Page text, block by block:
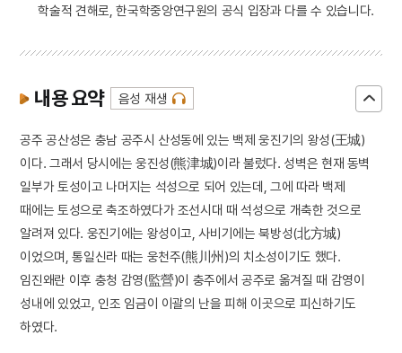
학술적 견해로, 한국학중앙연구원의 공식 입장과 다를 수 있습니다.
내용 요약 음성 재생
공주 공산성은 충남 공주시 산성동에 있는 백제 웅진기의 왕성(王城)
이다. 그래서 당시에는 웅진성(熊津城)이라 불렀다. 성벽은 현재 동벽
일부가 토성이고 나머지는 석성으로 되어 있는데, 그에 따라 백제
때에는 토성으로 축조하였다가 조선시대 때 석성으로 개축한 것으로
알려져 있다. 웅진기에는 왕성이고, 사비기에는 북방성(北方城)
이었으며, 통일신라 때는 웅천주(熊川州)의 치소성이기도 했다.
임진왜란 이후 충청 감영(監營)이 충주에서 공주로 옮겨질 때 감영이
성내에 있었고, 인조 임금이 이괄의 난을 피해 이곳으로 피신하기도
하였다.